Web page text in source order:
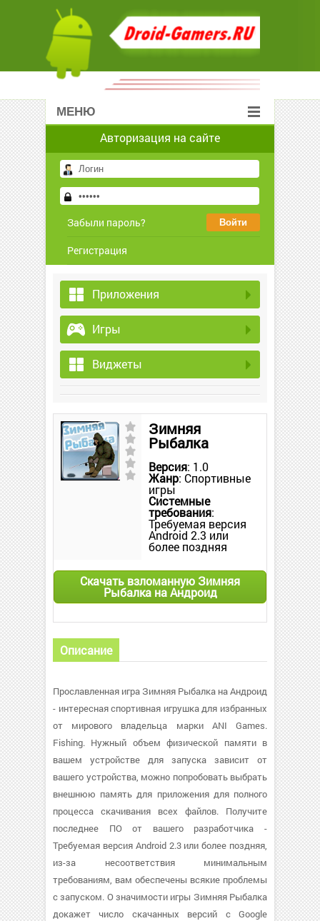
МЕНЮ
Авторизация на сайте
Забыли пароль?
Регистрация
Приложения
Игры
Виджеты
Зимняя
Рыбалка
Версия: 1.0
Жанр: Спортивные
игры
Системные
требования:
Требуемая версия
Android 2.3 или
более поздняя
Скачать взломанную Зимняя
Рыбалка на Андроид
Описание
Прославленная игра Зимняя Рыбалка на Андроид
- интересная спортивная игрушка для избранных
от мирового владельца марки ANI Games.
Fishing. Нужный объем физической памяти в
вашем устройстве для запуска зависит от
вашего устройства, можно попробовать выбрать
внешнюю память для приложения для полного
процесса скачивания всех файлов. Получите
последнее ПО от вашего разработчика -
Требуемая версия Android 2.3 или более поздняя,
из-за несоответствия минимальным
требованиям, вам обеспечены всякие проблемы
с запуском. О значимости игры Зимняя Рыбалка
докажет число скачанных версий с Google